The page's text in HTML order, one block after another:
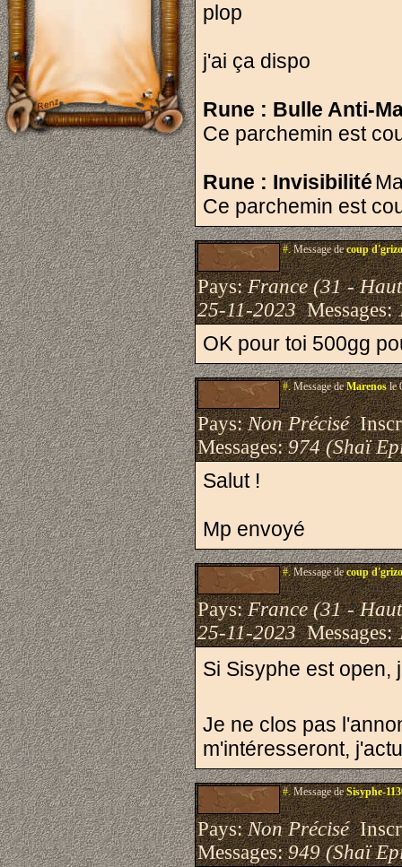
plop
j'ai ça dispo
Rune : Bulle Anti-
Ce parchemin est
Rune : Invisibilité
Ce parchemin est
#.Message decoup
Pays:France (31 -
25-11-2023Messages:
OK pour toi 500gg
#.Message deMarenosle
Pays:Non Précisé
Messages:974 (Shaï
Salut !
Mp envoyé
#.Message decoup
Pays:France (31 -
25-11-2023Messages:
Si Sisyphe est open,
Je ne clos pas
m'intéresseront,
#.Message deSisyphe-
Pays:Non Précisé
Messages:949 (Shaï